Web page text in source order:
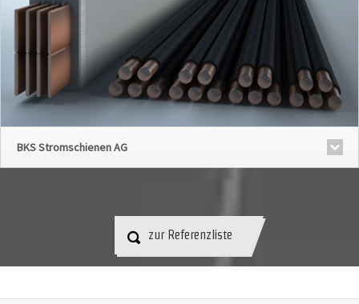
BKS Stromschienen AG
zur Referenzliste